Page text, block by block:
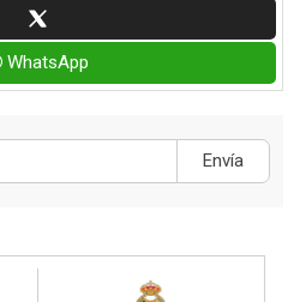
WhatsApp
Envía